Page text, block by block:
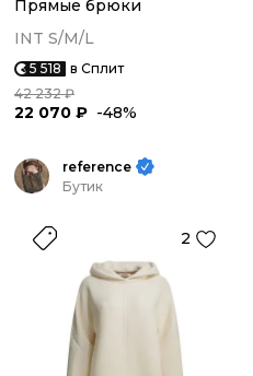
Прямые брюки
INT S/M/L
5 518 в Сплит
42 232 ₽
22 070 ₽ -48%
reference
Бутик
2